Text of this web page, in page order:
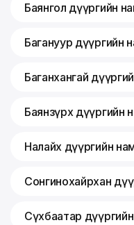
Баянгол дүүргийн
Багануур дүүргийн
Баганхангай
Баянзүрх дүүргийн
Налайх дүүргийн
Сонгинохайрхан
Сүхбаатар